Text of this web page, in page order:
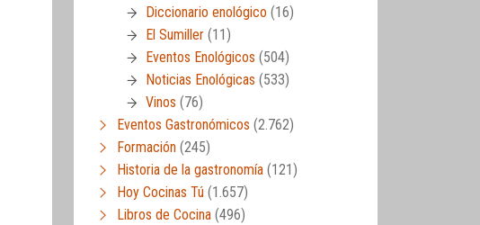
Diccionario enológico (16)
El Sumiller (11)
Eventos Enológicos (504)
Noticias Enológicas (533)
Vinos (76)
Eventos Gastronómicos (2.762)
Formación (245)
Historia de la gastronomía (121)
Hoy Cocinas Tú (1.657)
Libros de Cocina (496)